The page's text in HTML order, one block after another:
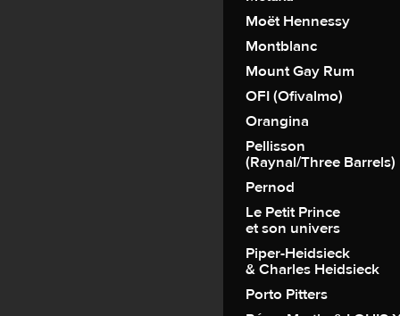
Moët Hennessy
Montblanc
Mount Gay Rum
OFI (Ofivalmo)
Orangina
Pellisson
(Raynal/Three Barrels)
Pernod
Le Petit Prince
et son univers
Piper-Heidsieck
& Charles Heidsieck
Porto Pitters